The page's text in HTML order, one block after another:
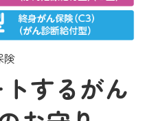
険
するがん